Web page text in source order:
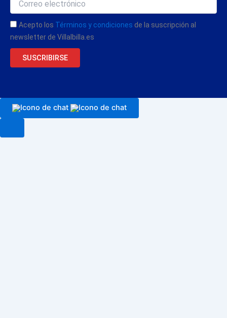
Acepto los Términos y condiciones de la suscripción al
newsletter de Villalbilla.es
SUSCRIBIRSE